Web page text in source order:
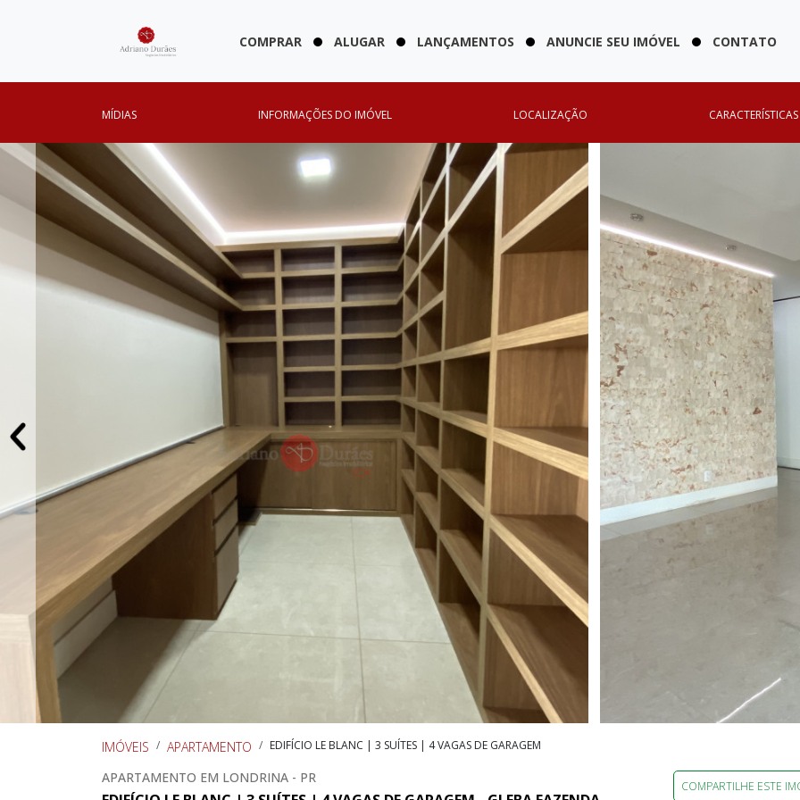
COMPRAR ALUGAR LANÇAMENTOS ANUNCIE SEU IMÓVEL CONTATO
MÍDIAS INFORMAÇÕES DO IMÓVEL LOCALIZAÇÃO
IMÓVEIS APARTAMENTO EDIFÍCIO LE BLANC | 3 SUÍTES | 4 VAGAS DE GARAGEM
APARTAMENTO EM LONDRINA - PR COMPARTILHE ESTE